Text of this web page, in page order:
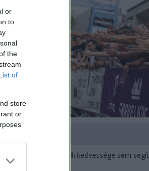
or
to
the
of
store
or
szerint Antonelli kedvessége sem segít